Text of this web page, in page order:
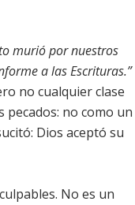
murió por nuestros
a las Escrituras.”
no cualquier clase
no como un
Dios aceptó su
No es un